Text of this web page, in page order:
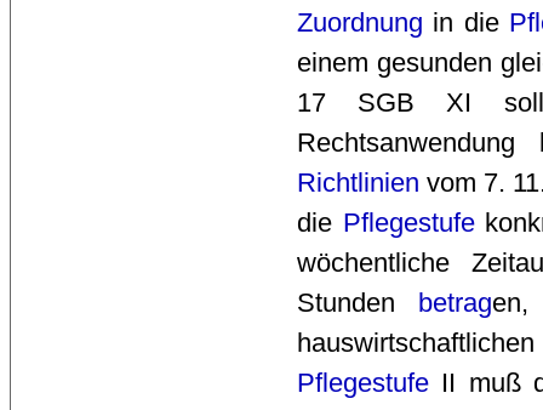
Zuordnung in die
einem gesunden
17 SGB XI
Richtlinien vom 7.
die Pflegestufe
wöchentliche
Stunden betrag
Pflegestufe II muß